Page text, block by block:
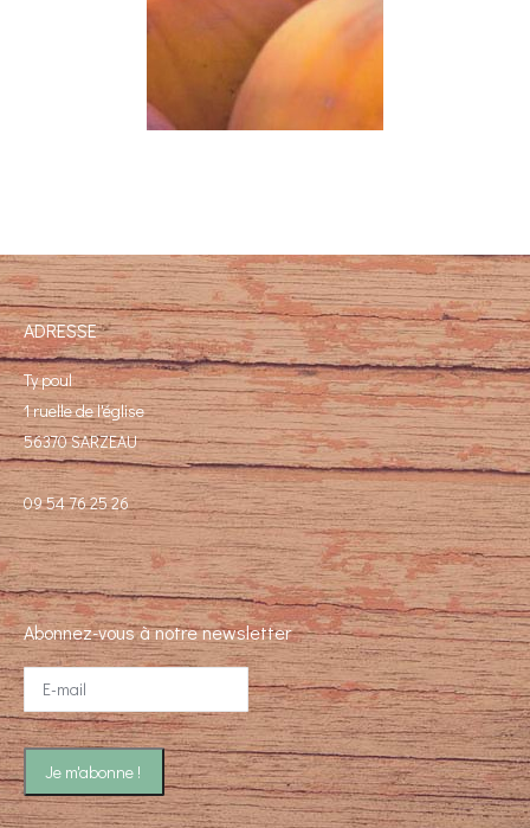
ADRESSE
Ty poul
1 ruelle de l'église
56370 SARZEAU
09 54 76 25 26
Abonnez-vous à notre newsletter